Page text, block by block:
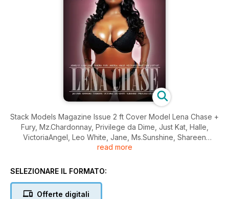
Stack Models Magazine Issue 2 ft Cover Model Lena Chase +
Fury, Mz.Chardonnay, Privilege da Dime, Just Kat, Halle,
VictoriaAngel, Leo White, Jane, Ms.Sunshine, Shareen
Campbell, Kimmora, JayLynn, Angela James, Sandra, Ashely
read more
SELEZIONARE IL FORMATO:
Offerte digitali